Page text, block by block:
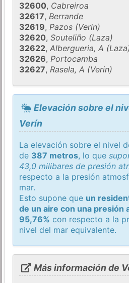
32600, Cabreiroa
32617,Berrande
32619,Pazos (Verin)
32620,Souteliño (Laza)
32622,Albergueria, A
32626,Portocamba
32627,Rasela, A (Verin)
Elevación sobre el
Verín
La elevación sobre el nivel
de 387 metros, lo que
43,0 milibares de presión
respecto a la presión
mar.
Esto supone que un
de un aire con una presión
95,76% con respecto a la
nivel del mar equivalente.
Más información de